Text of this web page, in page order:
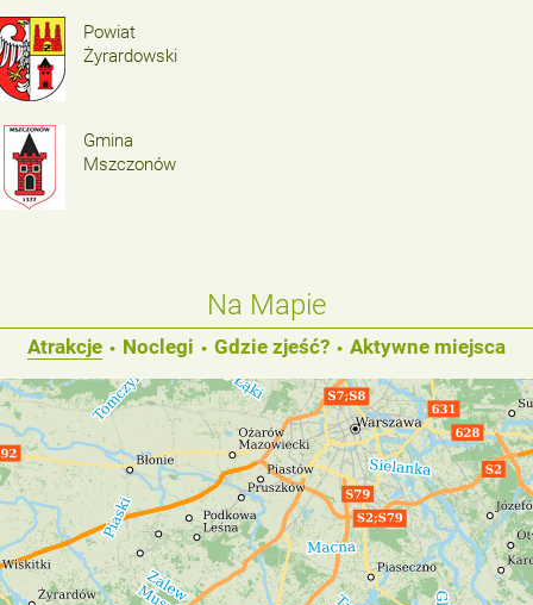
Powiat
Żyrardowski
Gmina
Mszczonów
Na Mapie
Atrakcje Noclegi Gdzie zjeść? Aktywne miejsca